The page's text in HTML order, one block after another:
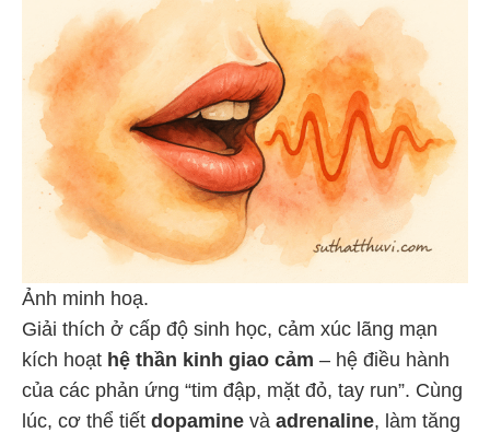
Ảnh minh hoạ.
Giải thích ở cấp độ sinh học, cảm xúc lãng mạn
kích hoạt hệ thần kinh giao cảm – hệ điều hành
của các phản ứng “tim đập, mặt đỏ, tay run”. Cùng
lúc, cơ thể tiết dopamine và adrenaline, làm tăng